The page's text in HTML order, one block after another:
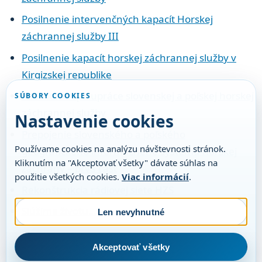
Posilnenie intervenčných kapacít Horskej
záchrannej služby III
Posilnenie kapacít horskej záchrannej služby v
Kirgizskej republike
Posilnenie spolupráce slovenskej a poľskej horskej
záchrannej služby
geografického informačného systému horskej
záchrany – prvá časť
SÚBORY COOKIES
Nastavenie cookies
Používame cookies na analýzu návštevnosti stránok.
Kliknutím na "Akceptovať všetky" dávate súhlas na
použitie všetkých cookies. Viac informácií.
Len nevyhnutné
Akceptovať všetky